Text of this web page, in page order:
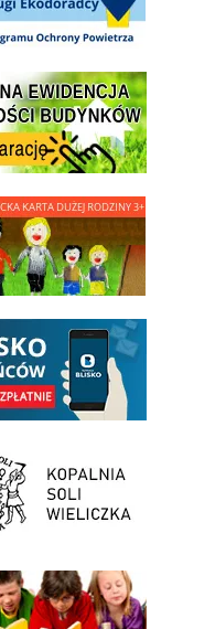
Emisyjności Budynków - złóż
Karta Dużej Rodziny
- BLISKO, Gmina Wieliczka w
Soli Wieliczka
rekrutacji na rok szkolny 2026/